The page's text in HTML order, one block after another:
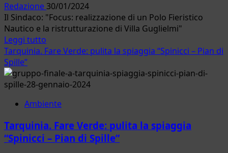
striscia
di
vittorie
dell’U16
Redazione 30/01/2024
Il Sindaco: "Focus: realizzazione di un Polo Fieristico
Nautico e la ristrutturazione di Villa Guglielmi"
Leggi tutto
di
su
Fiumicino.
con
Vicepresidente
della
Tarquinia. Fare Verde: pulita la spiaggia “Spinicci – Pian di
Spille”
Ambiente
Tarquinia. Fare Verde: pulita la spiaggia
“Spinicci – Pian di Spille”